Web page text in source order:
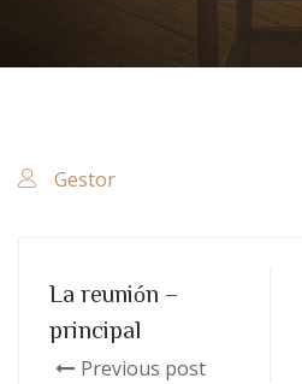
Gestor
La reunión –
principal
Previous post